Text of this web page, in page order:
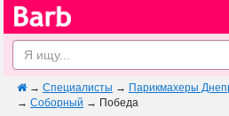
→ Специалисты → Парикмахеры
→ Соборный → Победа